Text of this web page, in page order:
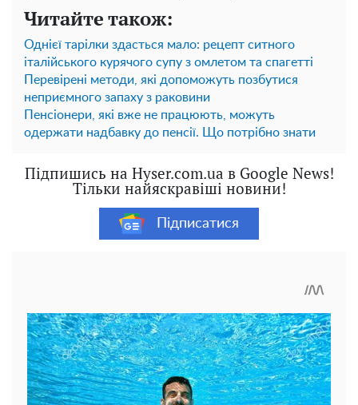
Читайте також:
Однієї тарілки здасться мало: рецепт ситного
італійського курячого супу з омлетом та спагетті
Перевірені методи, які допоможуть позбутися
неприємного запаху з раковини
Пенсіонери, які вже не працюють, можуть
одержати надбавку до пенсії. Що потрібно знати
Підпишись на Hyser.com.ua в Google News!
Тільки найяскравіші новини!
Підписатися